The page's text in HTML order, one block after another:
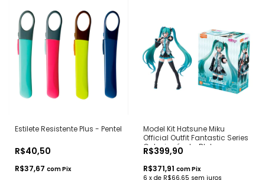
Estilete Resistente Plus - Pentel
R$40,50
R$37,67 comPix
Model Kit Hatsune Miku
Official Outfit Fantastic Series
Colecionável - Blokees
R$399,90
R$371,91 comPix
6 x de R$66,65 sem juros